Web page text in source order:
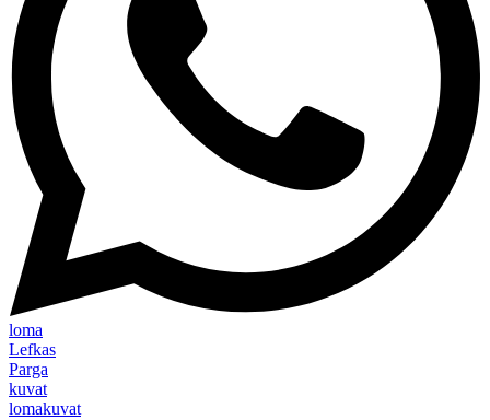
loma
Lefkas
Parga
kuvat
lomakuvat